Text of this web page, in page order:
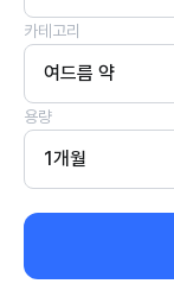
카테고리
여드름 약
용량
1개월